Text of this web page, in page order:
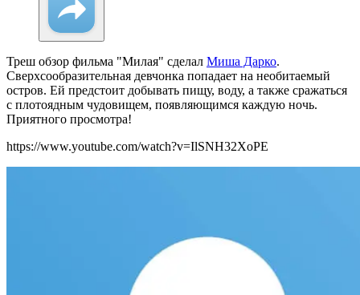
Треш обзор фильма "Милая" сделал Миша Дарко.
Сверхсообразительная девчонка попадает на необитаемый
остров. Ей предстоит добывать пищу, воду, а также сражаться
с плотоядным чудовищем, появляющимся каждую ночь.
Приятного просмотра!
https://www.youtube.com/watch?v=IlSNH32XoPE